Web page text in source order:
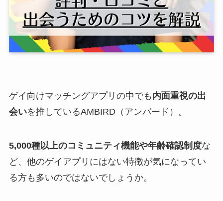
ゲイ向けマッチングアプリの中でも 内面重視の出
会いを推しているAMBIRD（アンバード）。
5,000種以上のコミュニティ機能や年齢確認制度な
ど、他のゲイアプリにはない特徴が気になってい
る方も多いのではないでしょうか。